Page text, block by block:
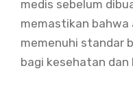
medis sebelum
memastikan bahwa
memenuhi standar
bagi kesehatan dan